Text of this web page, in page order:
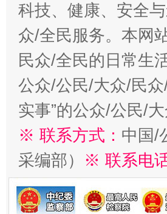
科技、健康、安全
众/全民服务。本网
民众/全民的日常生
公众/公民/大众/民
实事”的公众/公民/
※ 联系方式： 中国/
采编部） ※ 联系电